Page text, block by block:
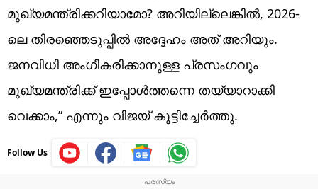
മുഖ്യമന്ത്രിക്കറിയാമോ? അറിയില്ലെങ്കിൽ, 2026-
ലെ തിരഞ്ഞെടുപ്പിൽ അദ്ദേഹം അത് അറിയും.
ജനവിധി അംഗീകരിക്കാനുള്ള പ്രസംഗവും
മുഖ്യമന്ത്രിക്ക് ഇപ്പോൾത്തന്നെ തയ്യാറാക്കി
വെക്കാം,” എന്നും വിജയ് കൂട്ടിച്ചേർത്തു.
Follow Us